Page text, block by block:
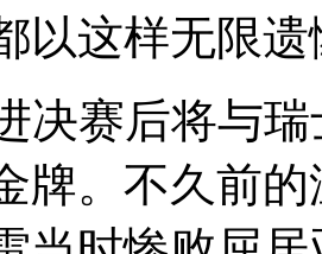
以这样无限
决赛后将与瑞
牌。不久前